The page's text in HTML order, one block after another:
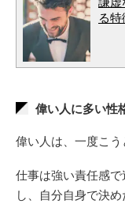
る
偉い人に多い性
偉い人は、一度こう
仕事は強い責任感
し、自分自身で決